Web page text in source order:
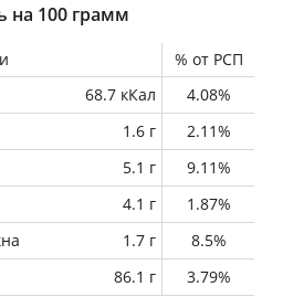
на 100 грамм
% от РСП
68.7 кКал
4.08%
1.6 г
2.11%
5.1 г
9.11%
4.1 г
1.87%
1.7 г
8.5%
86.1 г 3.79%